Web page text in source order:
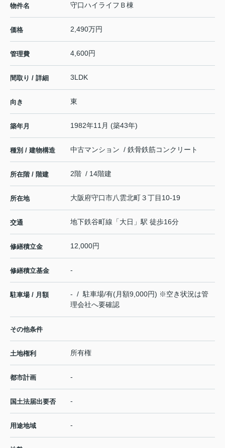
物件名 守口ハイライフＢ棟
価格 2,490万円
管理費 4,600円
間取り / 詳細 3LDK
向き 東
築年月 1982年11月 (築43年)
種別 / 建物構造 中古マンション / 鉄骨鉄筋コンクリート
所在階 / 階建 2階 / 14階建
所在地 大阪府守口市八雲北町３丁目10-19
交通 地下鉄谷町線 「大日 」駅 徒歩16分
修繕積立金 12,000円
修繕積立基金 -
駐車場 / 月額
- / 駐車場/有(月額9,000円) ※空き状況は管
理会社へ要確認
その他条件
土地権利 所有権
都市計画 -
国土法届出要否 -
用途地域 -